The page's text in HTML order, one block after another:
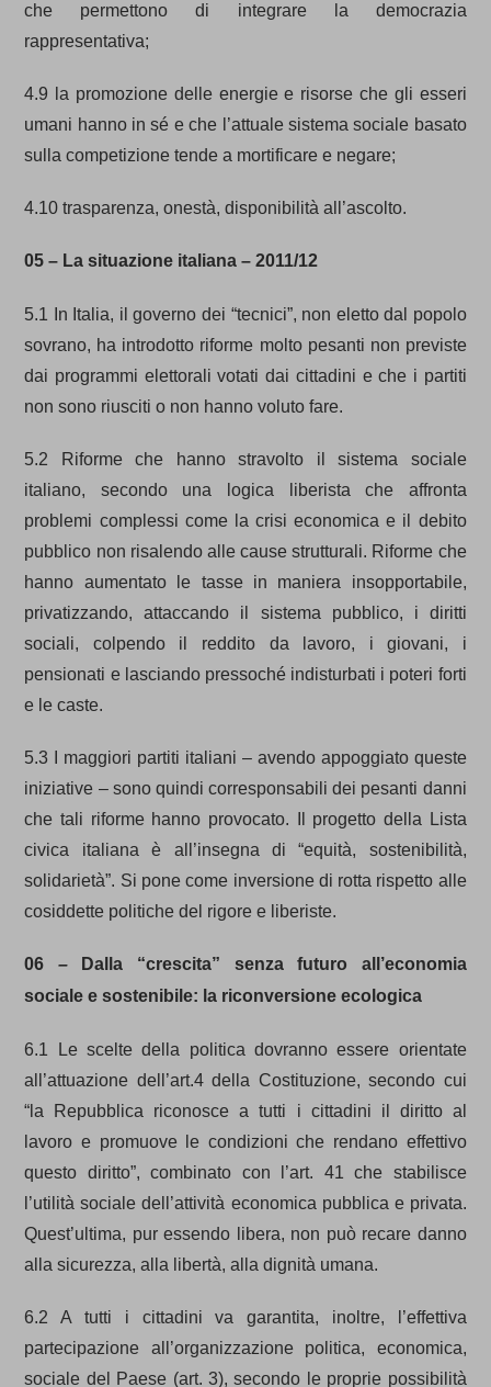
che permettono di integrare la democrazia
rappresentativa;
4.9 la promozione delle energie e risorse che gli esseri
umani hanno in sé e che l’attuale sistema sociale basato
sulla competizione tende a mortificare e negare;
4.10 trasparenza, onestà, disponibilità all’ascolto.
05 – La situazione italiana – 2011/12
5.1 In Italia, il governo dei “tecnici”, non eletto dal popolo
sovrano, ha introdotto riforme molto pesanti non previste
dai programmi elettorali votati dai cittadini e che i partiti
non sono riusciti o non hanno voluto fare.
5.2 Riforme che hanno stravolto il sistema sociale
italiano, secondo una logica liberista che affronta
problemi complessi come la crisi economica e il debito
pubblico non risalendo alle cause strutturali. Riforme che
hanno aumentato le tasse in maniera insopportabile,
privatizzando, attaccando il sistema pubblico, i diritti
sociali, colpendo il reddito da lavoro, i giovani, i
pensionati e lasciando pressoché indisturbati i poteri forti
e le caste.
5.3 I maggiori partiti italiani – avendo appoggiato queste
iniziative – sono quindi corresponsabili dei pesanti danni
che tali riforme hanno provocato. Il progetto della Lista
civica italiana è all’insegna di “equità, sostenibilità,
solidarietà”. Si pone come inversione di rotta rispetto alle
cosiddette politiche del rigore e liberiste.
06 –
Dalla “crescita” senza futuro all’economia
sociale e sostenibile: la riconversione ecologica
6.1 Le scelte della politica dovranno essere orientate
all’attuazione dell’art.4 della Costituzione, secondo cui
“la Repubblica riconosce a tutti i cittadini il diritto al
lavoro e promuove le condizioni che rendano effettivo
questo diritto”, combinato con l’art. 41 che stabilisce
l’utilità sociale dell’attività economica pubblica e privata.
Quest’ultima, pur essendo libera, non può recare danno
alla sicurezza, alla libertà, alla dignità umana.
6.2 A tutti i cittadini va garantita, inoltre, l’effettiva
partecipazione all’organizzazione politica, economica,
sociale del Paese (art. 3), secondo le proprie possibilità